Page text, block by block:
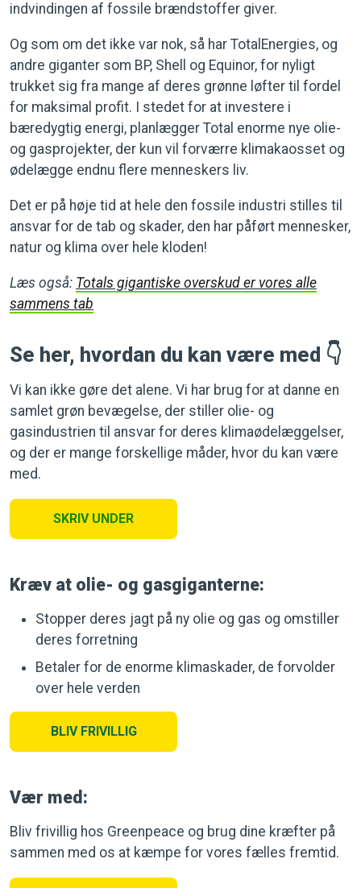
indvindingen af fossile brændstoffer giver.
Og som om det ikke var nok, så har TotalEnergies, og
andre giganter som BP, Shell og Equinor, for nyligt
trukket sig fra mange af deres grønne løfter til fordel
for maksimal profit. I stedet for at investere i
bæredygtig energi, planlægger Total enorme nye olie-
og gasprojekter, der kun vil forværre klimakaosset og
ødelægge endnu flere menneskers liv.
Det er på høje tid at hele den fossile industri stilles til
ansvar for de tab og skader, den har påført mennesker,
natur og klima over hele kloden!
Læs også: Totals gigantiske overskud er vores alle
sammens tab
Se her, hvordan du kan være med 👇
Vi kan ikke gøre det alene. Vi har brug for at danne en
samlet grøn bevægelse, der stiller olie- og
gasindustrien til ansvar for deres klimaødelæggelser,
og der er mange forskellige måder, hvor du kan være
med.
SKRIV UNDER
Kræv at olie- og gasgiganterne:
Stopper deres jagt på ny olie og gas og omstiller
deres forretning
Betaler for de enorme klimaskader, de forvolder
over hele verden
BLIV FRIVILLIG
Vær med:
Bliv frivillig hos Greenpeace og brug dine kræfter på
sammen med os at kæmpe for vores fælles fremtid.